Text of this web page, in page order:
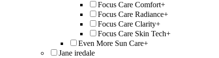
Focus Care Comfort+
Focus Care Radiance+
Focus Care Clarity+
Focus Care Skin Tech+
Even More Sun Care+
Jane iredale